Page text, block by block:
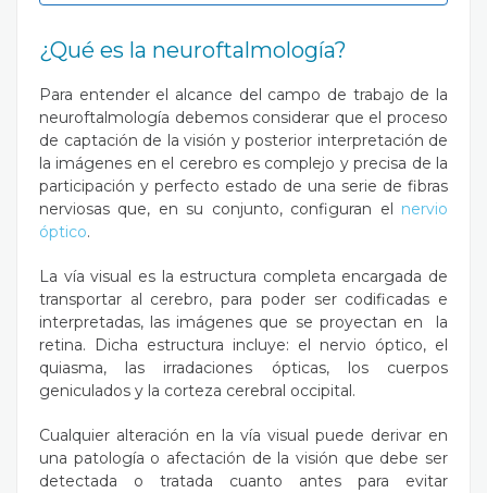
¿Qué es la neuroftalmología?
Para entender el alcance del campo de trabajo de la
neuroftalmología debemos considerar que el proceso
de captación de la visión y posterior interpretación de
la imágenes en el cerebro es complejo y precisa de la
participación y perfecto estado de una serie de fibras
nerviosas que, en su conjunto, configuran el nervio
óptico.
La vía visual es la estructura completa encargada de
transportar al cerebro, para poder ser codificadas e
interpretadas, las imágenes que se proyectan en la
retina. Dicha estructura incluye: el nervio óptico, el
quiasma, las irradaciones ópticas, los cuerpos
geniculados y la corteza cerebral occipital.
Cualquier alteración en la vía visual puede derivar en
una patología o afectación de la visión que debe ser
detectada o tratada cuanto antes para evitar